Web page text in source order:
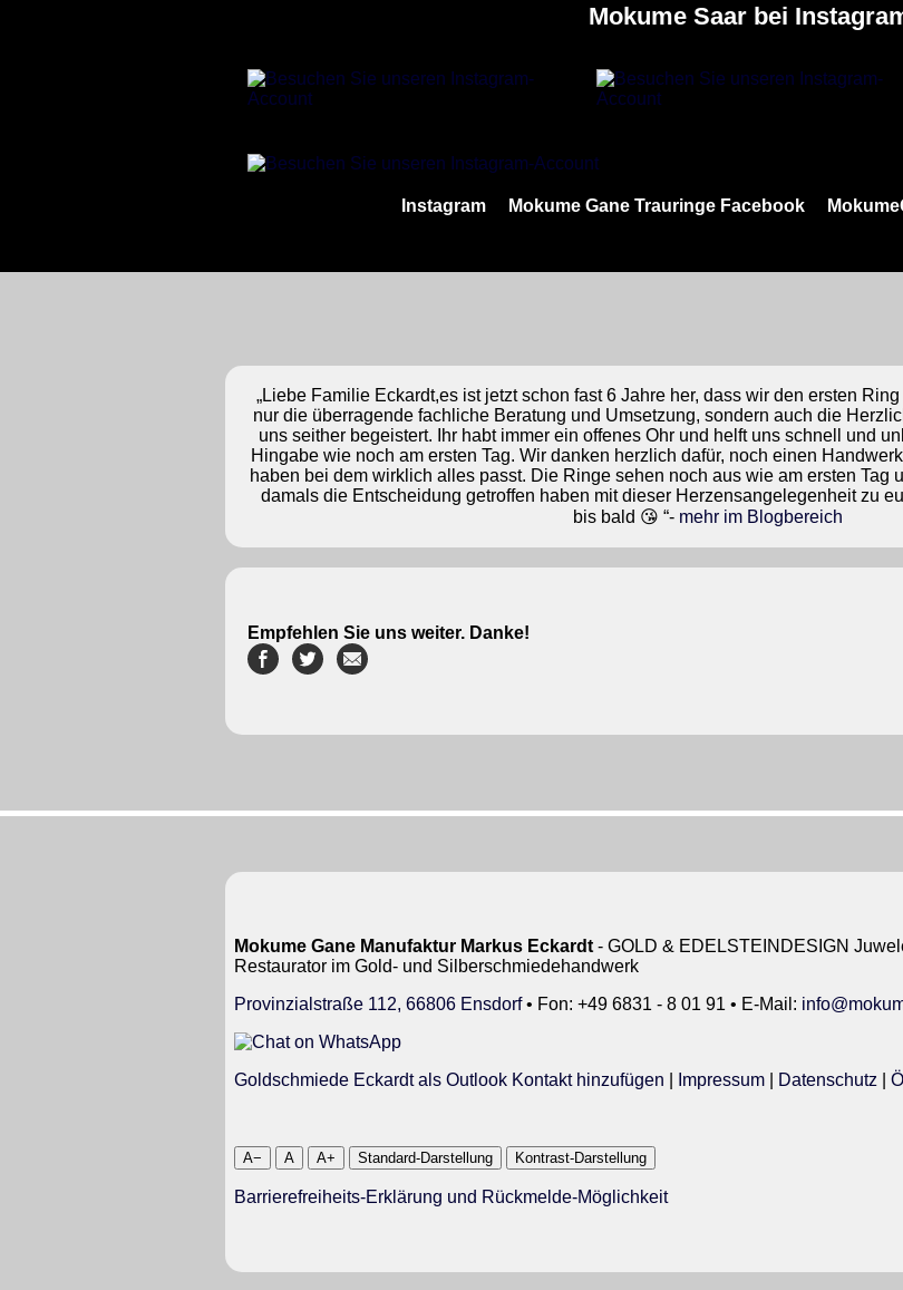
Mokume Saar bei
Instagram Mokume Gane Trauringe Facebook
„Liebe Familie Eckardt,es ist jetzt schon fast 6 Jahre her, dass wir den ersten
nur die überragende fachliche Beratung und Umsetzung, sondern auch die
uns seither begeistert. Ihr habt immer ein offenes Ohr und helft uns schnell und
Hingabe wie noch am ersten Tag. Wir danken herzlich dafür, noch einen
haben bei dem wirklich alles passt. Die Ringe sehen noch aus wie am ersten Tag
damals die Entscheidung getroffen haben mit dieser Herzensangelegenheit zu
bis bald 😘 “- mehr im Blogbereich
Empfehlen Sie uns weiter. Danke!
Mokume Gane Manufaktur Markus Eckardt - GOLD & EDELSTEINDESIGN
Restaurator im Gold- und Silberschmiedehandwerk
Provinzialstraße 112, 66806 Ensdorf• Fon: +49 6831 - 8 01 91 • E-Mail:
Goldschmiede Eckardt als Outlook Kontakt hinzufügen Impressum Datenschutz
A− A A+ Standard-Darstellung Kontrast-Darstellung
Barrierefreiheits-Erklärung und Rückmelde-Möglichkeit